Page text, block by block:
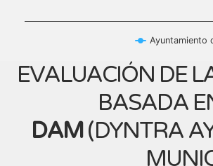
Ayuntamiento
EVALUACIÓN DE
BASADA
DAM(DYNTRA